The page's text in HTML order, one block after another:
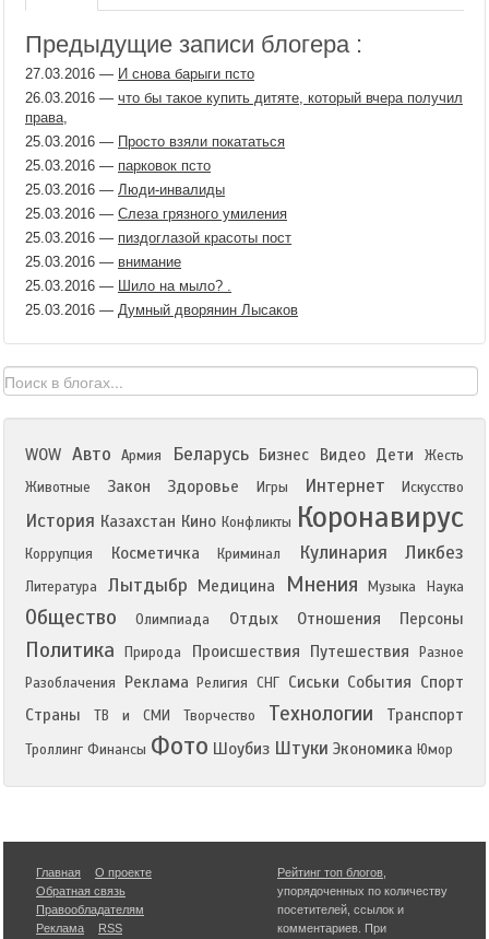
Предыдущие записи блогера :
27.03.2016 — И снова барыги псто
26.03.2016 — что бы такое купить дитяте, который вчера получил
права,
25.03.2016 — Просто взяли покататься
25.03.2016 — парковок псто
25.03.2016 — Люди-инвалиды
25.03.2016 — Слеза грязного умиления
25.03.2016 — пиздоглазой красоты пост
25.03.2016 — внимание
25.03.2016 — Шило на мыло? .
25.03.2016 — Думный дворянин Лысаков
WOW Авто Армия Беларусь Бизнес Видео Дети
Жесть
Животные
Закон Здоровье Игры Интернет Искусство
История Казахстан Кино Конфликты Коронавирус
Коррупция Косметичка Криминал Кулинария Ликбез
Литература Лытдыбр Медицина Мнения Музыка Наука
Общество Олимпиада Отдых Отношения Персоны
Политика Природа Происшествия Путешествия
Разное
Разоблачения
Реклама Религия СНГ Сиськи События Спорт
Страны
ТВ и СМИ Творчество Технологии Транспорт
Троллинг Финансы Фото Шоубиз Штуки Экономика Юмор
Главная
О проекте
Обратная связь
Правообладателям
Реклама
RSS
Рейтинг топ блогов
упорядоченных по количеству
посетителей, ссылок и
комментариев. При